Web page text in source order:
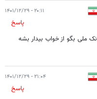
۲۰:۱۱ - ۱۴۰۱/۱۲/۲۹
پاسخ
ملی بگو از خواب بیدار بشه
۲۱:۰۴ - ۱۴۰۱/۱۲/۲۹
پاسخ